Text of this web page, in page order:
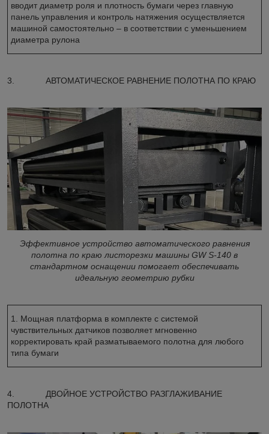
вводит диаметр роля и плотность бумаги через главную
панель управления и контроль натяжения осуществляется
машиной самостоятельно – в соответствии с уменьшением
диаметра рулона
3. АВТОМАТИЧЕСКОЕ РАВНЕНИЕ ПОЛОТНА ПО КРАЮ
Эффективное устройство автоматического равнения
полотна по краю листорезки машины GW S-140 в
стандартном оснащении помогает обеспечивать
идеальную геометрию рубки
1. Мощная платформа в комплекте с системой
чувствительных датчиков позволяет мгновенно
корректировать край разматываемого полотна для любого
типа бумаги
4. ДВОЙНОЕ УСТРОЙСТВО РАЗГЛАЖИВАНИЕ
ПОЛОТНА